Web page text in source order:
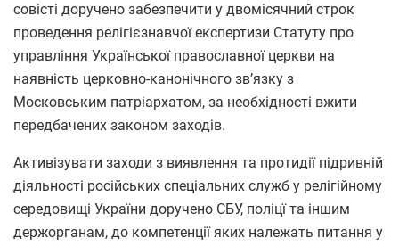
совісті доручено забезпечити у двомісячний строк
проведення релігієзнавчої експертизи Статуту про
управління Української православної церкви на
наявність церковно-канонічного зв’язку з
Московським патріархатом, за необхідності вжити
передбачених законом заходів.
Активізувати заходи з виявлення та протидії підривній
діяльності російських спеціальних служб у релігійному
середовищі України доручено СБУ, поліцї та іншим
держорганам, до компетенції яких належать питання у